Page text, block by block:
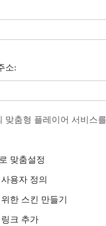
소:
맞춤형 플레이어 서비스
맞춤설정
용자 정의
한 스킨 만들기
크 추가